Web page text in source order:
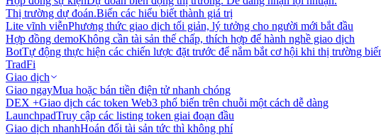
Thị trường dự đoán.Biến các hiểu biết thành giá trị
Lite vĩnh viễnPhương thức giao dịch tối giản, lý tưởng cho người mới bắt đầu
Hợp đồng demoKhông cần tài sản thế chấp, thích hợp để hành nghề giao dịch
BotTự động thực hiện các chiến lược đặt trước để nắm bắt cơ hội khi thị trường
TradFi
Giao dịch
Giao ngayMua hoặc bán tiền điện tử nhanh chóng
DEX +Giao dịch các token Web3 phổ biến trên chuỗi một cách dễ dàng
LaunchpadTruy cập các listing token giai đoạn đầu
Giao dịch nhanhHoán đổi tài sản tức thì không phí